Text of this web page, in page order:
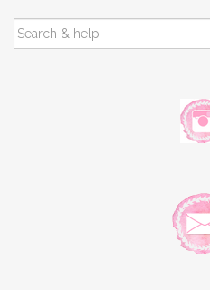
SEARCH
FOR: